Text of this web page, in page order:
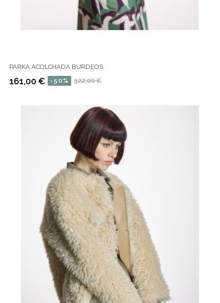
PARKA ACOLCHADA BURDEOS
Precio
322,00 €
-50%
Precio
161,00 €